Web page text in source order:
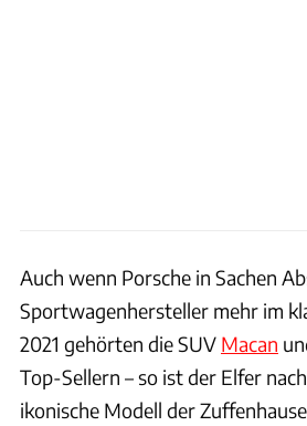
Auch wenn Porsche in Sachen
Sportwagenhersteller mehr im
2021 gehörten die SUV Macan
Top-Sellern – so ist der Elfer
ikonische Modell der